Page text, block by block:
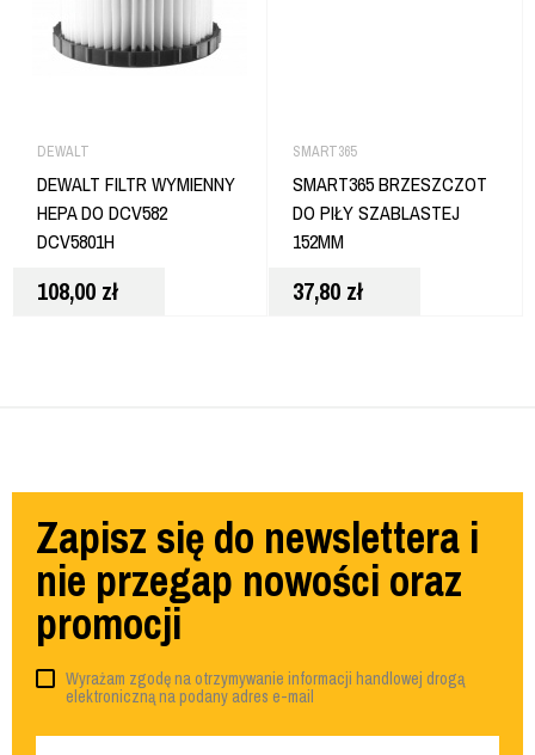
DEWALT
DEWALT FILTR WYMIENNY
HEPA DO DCV582
DCV5801H
108,00 zł
SMART365
SMART365 BRZESZCZOT
DO PIŁY SZABLASTEJ
152MM
37,80 zł
Zapisz się do newslettera i
nie przegap nowości oraz
promocji
Wyrażam zgodę na otrzymywanie informacji handlowej drogą
elektroniczną na podany adres e-mail